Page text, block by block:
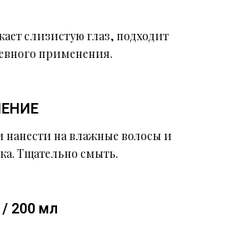
слизистую глаз, подходит
применения.
нанести на влажные волосы и
Тщательно смыть.
200 мл